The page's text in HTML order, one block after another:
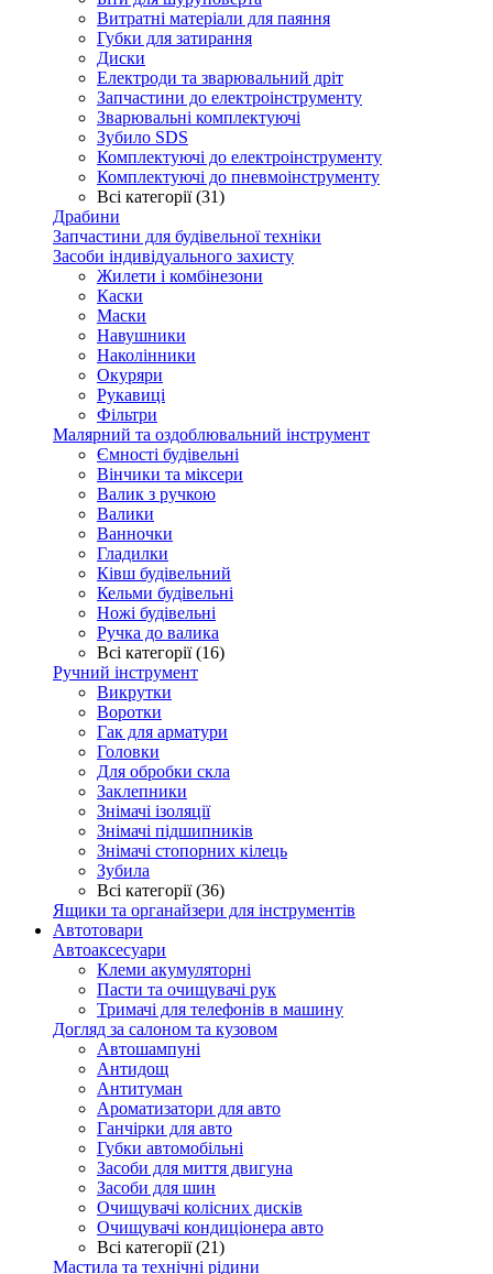
Витратні матеріали для паяння
Губки для затирання
Диски
Електроди та зварювальний дріт
Запчастини до електроінструменту
Зварювальні комплектуючі
Зубило SDS
Комплектуючі до електроінструменту
Комплектуючі до пневмоінструменту
Всі категорії (31)
Драбини
Запчастини для будівельної техніки
Засоби індивідуального захисту
Жилети і комбінезони
Каски
Маски
Навушники
Наколінники
Окуряри
Рукавиці
Фільтри
Малярний та оздоблювальний інструмент
Ємності будівельні
Вінчики та міксери
Валик з ручкою
Валики
Ванночки
Гладилки
Ківш будівельний
Кельми будівельні
Ножі будівельні
Ручка до валика
Всі категорії (16)
Ручний інструмент
Викрутки
Воротки
Гак для арматури
Головки
Для обробки скла
Заклепники
Знімачі ізоляції
Знімачі підшипників
Знімачі стопорних кілець
Зубила
Всі категорії (36)
Ящики та органайзери для інструментів
Автотовари
Автоаксесуари
Клеми акумуляторні
Пасти та очищувачі рук
Тримачі для телефонів в машину
Догляд за салоном та кузовом
Автошампуні
Антидощ
Антитуман
Ароматизатори для авто
Ганчірки для авто
Губки автомобільні
Засоби для миття двигуна
Засоби для шин
Очищувачі колісних дисків
Очищувачі кондиціонера авто
Всі категорії (21)
Мастила та технічні рідини